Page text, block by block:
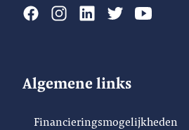
Algemene links
Financieringsmogelijkheden